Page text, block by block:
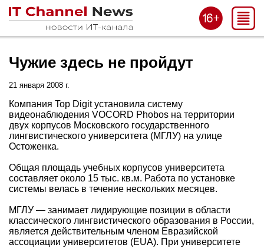
Чужие здесь не пройдут
21 января 2008 г.
Компания Top Digit установила систему
видеонаблюдения VOCORD Phobos на территории
двух корпусов Московского государственного
лингвистического университета (МГЛУ) на улице
Остоженка.
Общая площадь учебных корпусов университета
составляет около 15 тыс. кв.м. Работа по установке
системы велась в течение нескольких месяцев.
МГЛУ — занимает лидирующие позиции в области
классического лингвистического образования в России,
является действительным членом Евразийской
ассоциации университетов (EUA). При университете